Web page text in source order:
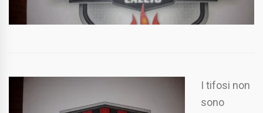
I tifosi non
sono